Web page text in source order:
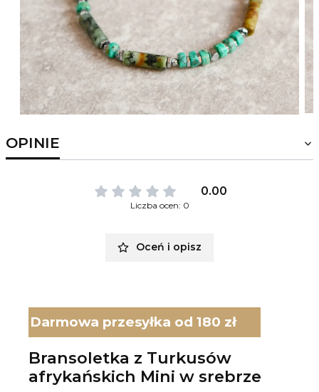
OPINIE
0.00
Liczba ocen: 0
Oceń i opisz
Darmowa przesyłka od 180 zł
Bransoletka z Turkusów
afrykańskich Mini w srebrze